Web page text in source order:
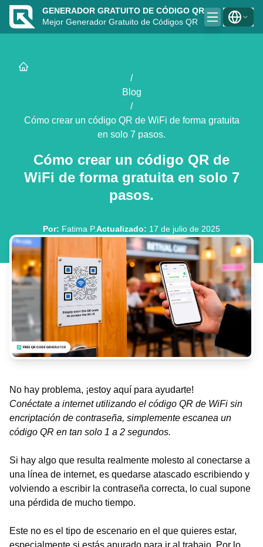
GENERADOR GRATUITO DE CÓDIGO QR
Mejor Generador Gratuito de Códigos QR
/
Blog
/
Cómo crear un código QR de WiFi de forma gratuita
en solo 7 pasos.
Cómo crear un código QR de
WiFi de forma gratuita en solo 7
pasos.
Por: Fatima P.Actualizado: 17 de julio de 2025
No hay problema, ¡estoy aquí para ayudarte!
Conéctate a internet utilizando el código QR de WiFi sin
encriptación de contraseña, simplemente escanea un
código QR en tan solo 1 a 2 segundos.
Si hay algo que resulta realmente molesto al conectarse a
una línea de internet, es quedarse atascado escribiendo y
volviendo a escribir la contraseña correcta, lo cual supone
una pérdida de mucho tiempo.
Este no es el tipo de escenario en el que quieres estar,
especialmente si estás apurado para ir al trabajo. Por lo